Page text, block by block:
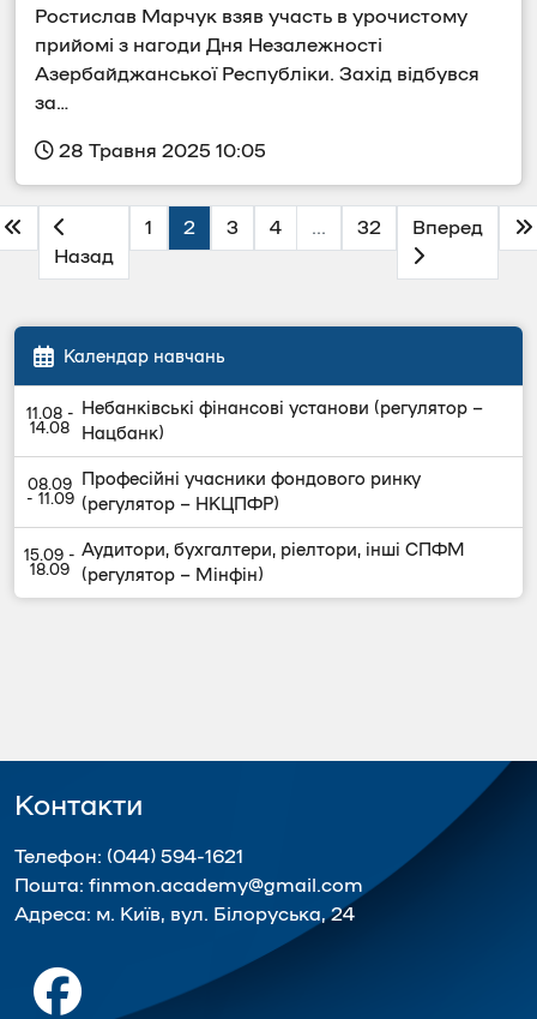
Ростислав Марчук взяв участь в урочистому
прийомі з нагоди Дня Незалежності
Азербайджанської Республіки. Захід відбувся
за…
28 Травня 2025 10:05
Назад
1 2 3 4 ... 32 Вперед
Календар навчань
Небанківські фінансові установи (регулятор –
Нацбанк)
Професійні учасники фондового ринку
(регулятор – НКЦПФР)
Аудитори, бухгалтери, ріелтори, інші СПФМ
(регулятор – Мінфін)
Контакти
Телефон: (044) 594-1621
Пошта: finmon.academy@gmail.com
Адреса: м. Київ, вул. Білоруська, 24